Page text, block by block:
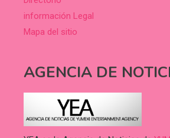
información Legal
Mapa del sitio
AGENCIA DE